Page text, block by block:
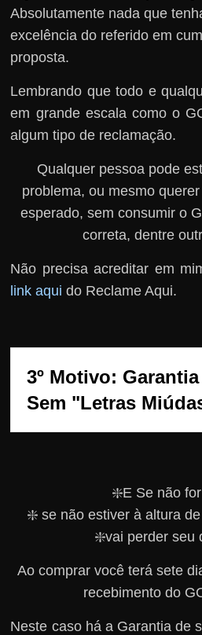
Absolutamente nada que
excelência do referido em
proposta.
Lembrando que todo e
em grande escala como o
algum tipo de reclamação.
Qualquer pessoa pode
problema, ou mesmo
esperado, sem consumir o
correta, dentre
Não precisa acreditar em
link aqui do Reclame Aqui.
3º Motivo:
Sem "Letras
❇️E Se não
❇️ se não estiver à altura
❇️vai perder seu
Ao comprar você terá sete
recebimento do
Neste caso há a Garantia de